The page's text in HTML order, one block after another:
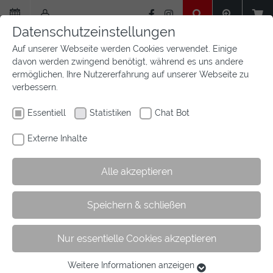
Zum
Hauptinhalt
springen
Sie
hier:
Startseite Aktuelles
Newsfeed
Kategorie
Datenschutzeinstellungen
Auf unserer Webseite werden Cookies verwendet. Einige
davon werden zwingend benötigt, während es uns andere
ermöglichen, Ihre Nutzererfahrung auf unserer Webseite zu
verbessern.
Essentiell Statistiken Chat Bot
Externe Inhalte
Alle akzeptieren
Speichern & schließen
Nur essentielle Cookies akzeptieren
Weitere Informationen anzeigen